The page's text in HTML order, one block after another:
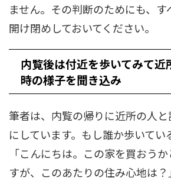
ません。その判断のためにも、す
開け閉めしておいてください。
内覧後は付近を歩いてみて近
時の様子を聞き込み
筆者は、内覧の帰りに近所の人
にしています。もし誰か歩いてい
「こんにちは。この家を買おう
すが、このあたりの住み心地は